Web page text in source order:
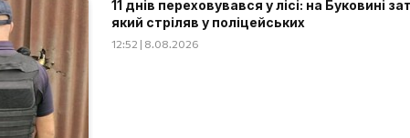
11 днів переховувався у лісі: на Буковині
який стріляв у поліцейських
12:52 | 8.08.2026